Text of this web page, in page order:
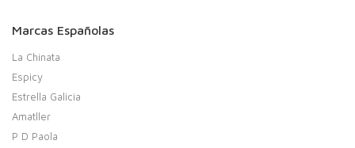
Marcas Españolas
La Chinata
Espicy
Estrella Galicia
Amatller
P D Paola